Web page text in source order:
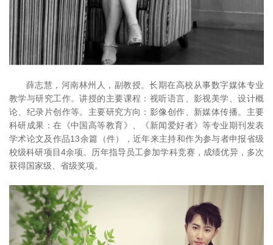
薛志慧，河南林州人，副教授。长期在高校从事数字媒体专业
教学与研究工作。讲授的主要课程：视听语言、影视美学、设计概
论、纪录片创作等。主要研究方向：影像创作、新媒体传播。主要
科研成果：在《中国高等教育》、《新闻爱好者》等专业期刊发表
学术论文及作品13余篇（件），近年来主持和作为参与者申报省级
校级科研项目4余项。历年指导员工参加学科竞赛，成绩优异，多次
获得国家级、省级奖项。